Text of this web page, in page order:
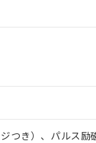
つき）、パルス励